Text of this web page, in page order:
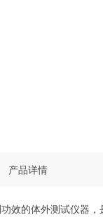
产品详情
效的体外测试仪器